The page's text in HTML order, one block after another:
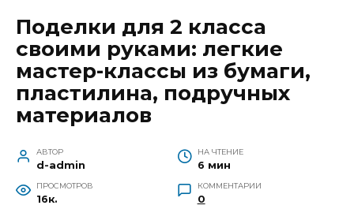
Поделки для 2 класса
своими руками: легкие
мастер-классы из бумаги,
пластилина, подручных
материалов
АВТОР
d-admin
НА ЧТЕНИЕ
6 мин
ПРОСМОТРОВ
16к.
КОММЕНТАРИИ
0